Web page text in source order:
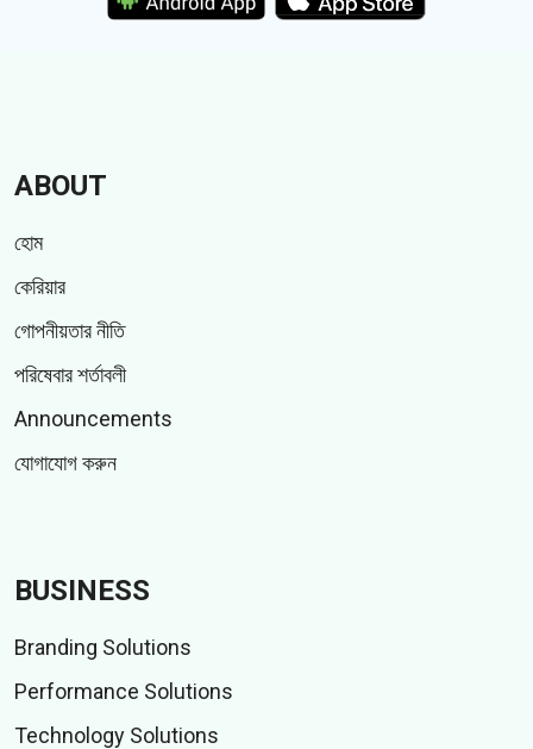
ABOUT
হোম
কেরিয়ার
গোপনীয়তার নীতি
পরিষেবার শর্তাবলী
Announcements
যোগাযোগ করুন
BUSINESS
Branding Solutions
Performance Solutions
Technology Solutions